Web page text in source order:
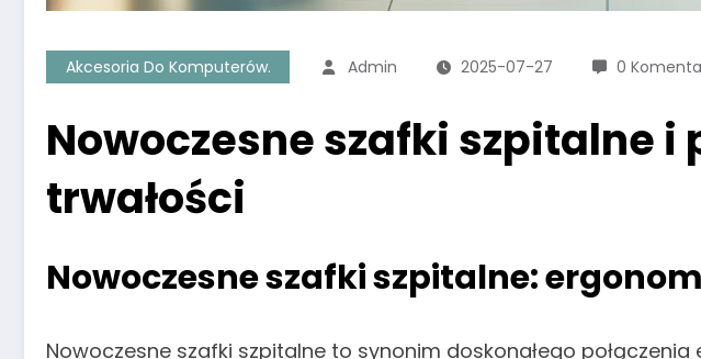
Akcesoria Do Komputerów. Admin 2025-07-27 0
Nowoczesne szafki szpitalne i
trwałości
Nowoczesne szafki szpitalne:
Nowoczesne szafki szpitalne to synonim doskonałego